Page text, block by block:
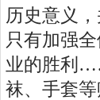
历史意义
只有加强
业的胜利
袜、手套